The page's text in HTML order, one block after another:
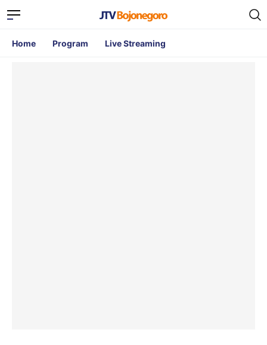
Home Program Live Streaming